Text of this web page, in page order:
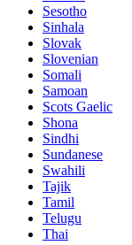
Sesotho
Sinhala
Slovak
Slovenian
Somali
Samoan
Scots Gaelic
Shona
Sindhi
Sundanese
Swahili
Tajik
Tamil
Telugu
Thai